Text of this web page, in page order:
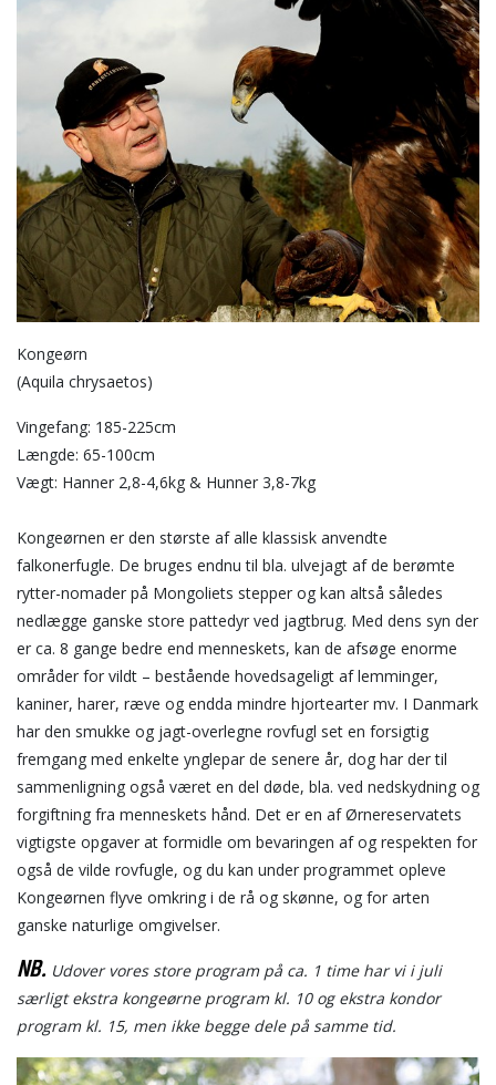
Kongeørn
(Aquila chrysaetos)
Vingefang: 185-225cm
Længde: 65-100cm
Vægt: Hanner 2,8-4,6kg & Hunner 3,8-7kg
Kongeørnen er den største af alle klassisk anvendte
falkonerfugle. De bruges endnu til bla. ulvejagt af de berømte
rytter-nomader på Mongoliets stepper og kan altså således
nedlægge ganske store pattedyr ved jagtbrug. Med dens syn der
er ca. 8 gange bedre end menneskets, kan de afsøge enorme
områder for vildt – bestående hovedsageligt af lemminger,
kaniner, harer, ræve og endda mindre hjortearter mv. I Danmark
har den smukke og jagt-overlegne rovfugl set en forsigtig
fremgang med enkelte ynglepar de senere år, dog har der til
sammenligning også været en del døde, bla. ved nedskydning og
forgiftning fra menneskets hånd. Det er en af Ørnereservatets
vigtigste opgaver at formidle om bevaringen af og respekten for
også de vilde rovfugle, og du kan under programmet opleve
Kongeørnen flyve omkring i de rå og skønne, og for arten
ganske naturlige omgivelser.
NB. Udover vores store program på ca. 1 time har vi i juli
særligt ekstra kongeørne program kl. 10 og ekstra kondor
program kl. 15, men ikke begge dele på samme tid.